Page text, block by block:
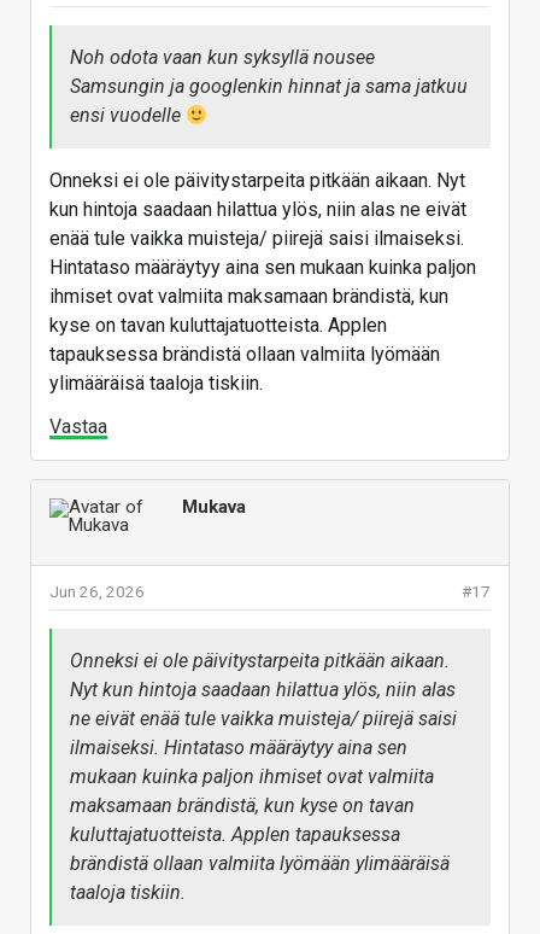
Noh odota vaan kun syksyllä nousee
Samsungin ja googlenkin hinnat ja sama jatkuu
ensi vuodelle
Onneksi ei ole päivitystarpeita pitkään aikaan. Nyt
kun hintoja saadaan hilattua ylös, niin alas ne eivät
enää tule vaikka muisteja/ piirejä saisi ilmaiseksi.
Hintataso määräytyy aina sen mukaan kuinka paljon
ihmiset ovat valmiita maksamaan brändistä, kun
kyse on tavan kuluttajatuotteista. Applen
tapauksessa brändistä ollaan valmiita lyömään
ylimääräisä taaloja tiskiin.
Vastaa
Mukava
#17
Jun 26, 2026
Onneksi ei ole päivitystarpeita pitkään aikaan.
Nyt kun hintoja saadaan hilattua ylös, niin alas
ne eivät enää tule vaikka muisteja/ piirejä saisi
ilmaiseksi. Hintataso määräytyy aina sen
mukaan kuinka paljon ihmiset ovat valmiita
maksamaan brändistä, kun kyse on tavan
kuluttajatuotteista. Applen tapauksessa
brändistä ollaan valmiita lyömään ylimääräisä
taaloja tiskiin.